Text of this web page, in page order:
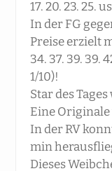
17. 20. 23. 25.
In der FG
Preise erzielt
34. 37. 39. 39.
1/10)!
Star des
Eine
In der RV
min
Dieses